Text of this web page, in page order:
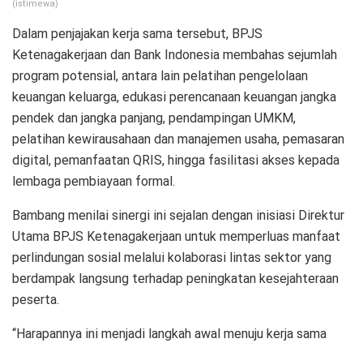
(istimewa)
Dalam penjajakan kerja sama tersebut, BPJS
Ketenagakerjaan dan Bank Indonesia membahas sejumlah
program potensial, antara lain pelatihan pengelolaan
keuangan keluarga, edukasi perencanaan keuangan jangka
pendek dan jangka panjang, pendampingan UMKM,
pelatihan kewirausahaan dan manajemen usaha, pemasaran
digital, pemanfaatan QRIS, hingga fasilitasi akses kepada
lembaga pembiayaan formal.
Bambang menilai sinergi ini sejalan dengan inisiasi Direktur
Utama BPJS Ketenagakerjaan untuk memperluas manfaat
perlindungan sosial melalui kolaborasi lintas sektor yang
berdampak langsung terhadap peningkatan kesejahteraan
peserta.
“Harapannya ini menjadi langkah awal menuju kerja sama